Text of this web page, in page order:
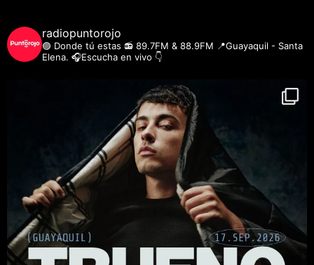
radiopuntorojo
🟣 Donde tú estas 📻 89.7FM & 88.9FM 📍Guayaquil - Santa
Elena. 🎧Escucha en vivo 👇